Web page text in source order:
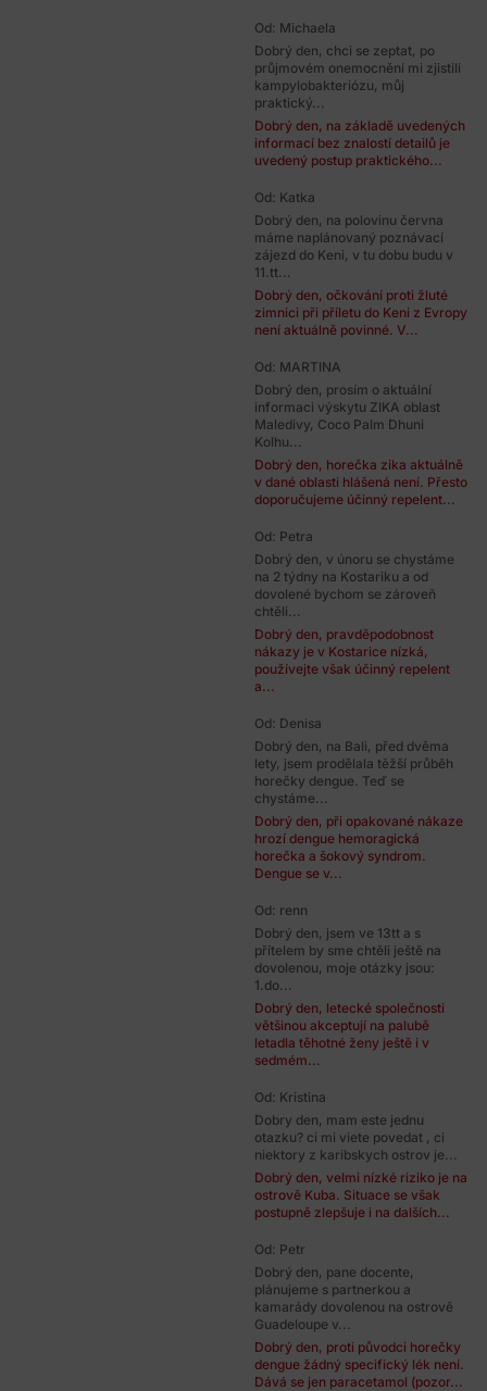
Od: Michaela
Dobrý den, chci se zeptat, po
průjmovém onemocnění mi zjistili
kampylobakteriózu, můj
praktický...
Dobrý den, na základě uvedených
informací bez znalostí detailů je
uvedený postup praktického...
Od: Katka
Dobrý den, na polovinu června
máme naplánovaný poznávací
zájezd do Keni, v tu dobu budu v
11.tt...
Dobrý den, očkování proti žluté
zimnici při příletu do Keni z Evropy
není aktuálně povinné. V...
Od: MARTINA
Dobrý den, prosím o aktuální
informaci výskytu ZIKA oblast
Maledivy, Coco Palm Dhuni
Kolhu...
Dobrý den, horečka zika aktuálně
v dané oblasti hlášená není. Přesto
doporučujeme účinný repelent...
Od: Petra
Dobrý den, v únoru se chystáme
na 2 týdny na Kostariku a od
dovolené bychom se zároveň
chtěli...
Dobrý den, pravděpodobnost
nákazy je v Kostarice nízká,
používejte však účinný repelent
a...
Od: Denisa
Dobrý den, na Bali, před dvěma
lety, jsem prodělala těžší průběh
horečky dengue. Teď se
chystáme...
Dobrý den, při opakované nákaze
hrozí dengue hemoragická
horečka a šokový syndrom.
Dengue se v...
Od: renn
Dobrý den, jsem ve 13tt a s
přítelem by sme chtěli ještě na
dovolenou, moje otázky jsou:
1.do...
Dobrý den, letecké společnosti
většinou akceptují na palubě
letadla těhotné ženy ještě i v
sedmém...
Od: Kristina
Dobry den, mam este jednu
otazku? ci mi viete povedat , ci
niektory z karibskych ostrov je...
Dobrý den, velmi nízké riziko je na
ostrově Kuba. Situace se však
postupně zlepšuje i na dalších...
Od: Petr
Dobrý den, pane docente,
plánujeme s partnerkou a
kamarády dovolenou na ostrově
Guadeloupe v...
Dobrý den, proti původci horečky
dengue žádný specifický lék není.
Dává se jen paracetamol (pozor...